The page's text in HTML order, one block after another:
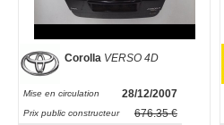
Corolla VERSO 4D
Mise en circulation 28/12/2007
Prix public constructeur 676.35 €